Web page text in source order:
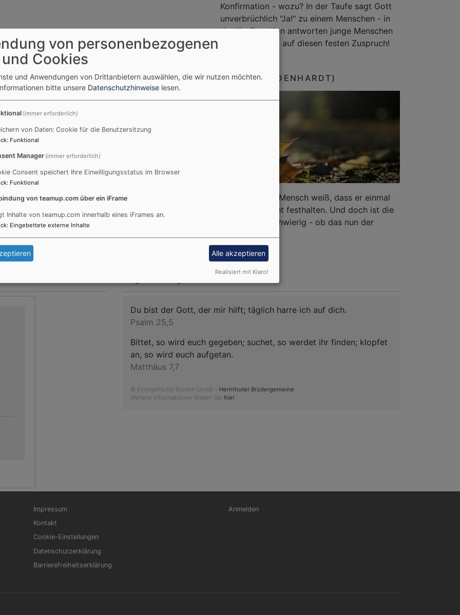
Konfirmation - wozu? In der Taufe sagt Gott
unverbrüchlich "Ja!" zu einem Menschen - in
der Konfirmation antworten junge Menschen
selbstbestimmt auf diesen festen Zuspruch!
und Bräutigam noch
zueinander; sie
durchs Leben zu
BEERDIGUNG (LINDENHARDT)
Der Abschied ist Teil des Lebens. Jeder Mensch weiß, dass er einmal
sterben wird. Wir können das Leben nicht festhalten. Und doch ist die
Auseinandersetzung mit dem Tod oft schwierig - ob das nun der
Du bist der Gott, der mir hilft; täglich harre ich auf dich.
Psalm 25,5
Bittet, so wird euch gegeben; suchet, so werdet ihr finden; klopfet
an, so wird euch aufgetan.
Matthäus 7,7
© Evangelische Brüder-Unität – Herrnhuter Brüdergemeine
Weitere Informationen finden Sie hier
Fußbereichsmenü
Impressum
Kontakt
Cookie-Einstellungen
Datenschutzerklärung
Barrierefreiheitserklärung
Benutzermenü
Anmelden
von personenbezogenen
Cookies
und Anwendungen von Drittanbietern auswählen, die wir nutzen möchten.
bitte unsere Datenschutzhinweise lesen.
(immer erforderlich)
von Daten: Cookie für die Benutzersitzung
: Funktional
Manager (immer erforderlich)
Consent speichert Ihre Einwilligungsstatus im Browser
: Funktional
von teamup.com über ein iFrame
Inhalte von teamup.com innerhalb eines iFrames an.
: Eingebettete externe Inhalte
Alle akzeptieren
Realisiert mit Klaro!